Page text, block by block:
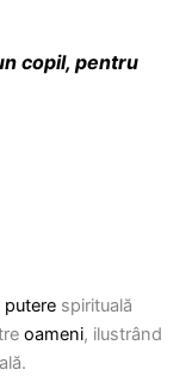
copil, pentru
putere spirituală
oameni, ilustrând